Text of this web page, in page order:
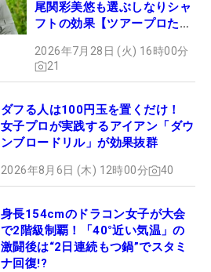
尾関彩美悠も選ぶしなりシャ
フトの効果【ツアープロたち
2026年7月28日 (火) 16時00分
21
ダフる人は100円玉を置くだけ！
女子プロが実践するアイアン「ダウ
ンブロードリル」が効果抜群
2026年8月6日 (木) 12時00分 40
身長154cmのドラコン女子が大会
で2階級制覇！「40°近い気温」の
激闘後は“2日連続もつ鍋”でスタミ
ナ回復!?